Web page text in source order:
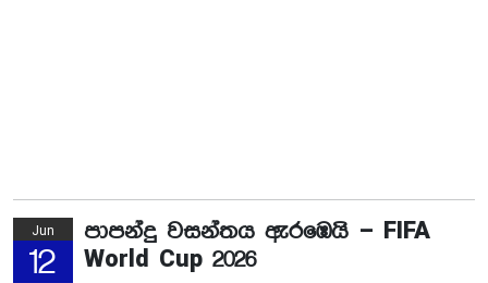
Jun
12
පාපන්දු වසන්තය ඇරඹෙයි – FIFA
World Cup 2026